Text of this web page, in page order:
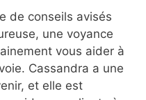
de conseils avisés
une voyance
vous aider à
Cassandra a une
et elle est